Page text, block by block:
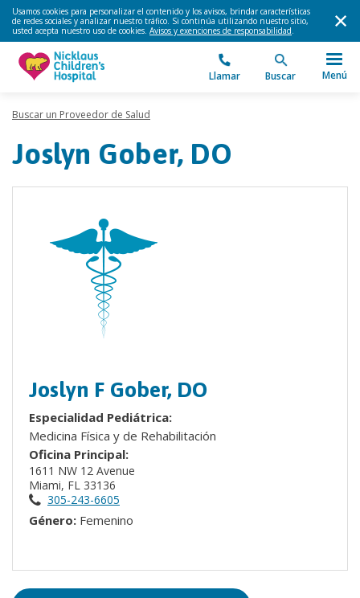
Usamos cookies para personalizar el contenido y los avisos, brindar características
de redes sociales y analizar nuestro tráfico. Si continúa utilizando nuestro sitio,
usted acepta nuestro uso de cookies. Avisos y exenciones de responsabilidad.
Llamar Buscar Menú
Buscar un Proveedor de Salud
Joslyn Gober, DO
Joslyn F Gober, DO
Especialidad Pediátrica:
Medicina Física y de Rehabilitación
Oficina Principal:
1611 NW 12 Avenue
Miami, FL 33136
305-243-6605
Género: Femenino